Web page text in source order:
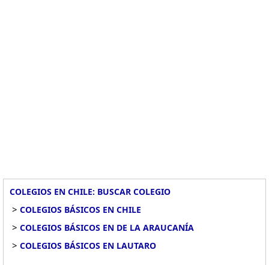
COLEGIOS EN CHILE: BUSCAR COLEGIO
> COLEGIOS BÁSICOS EN CHILE
> COLEGIOS BÁSICOS EN DE LA ARAUCANÍA
> COLEGIOS BÁSICOS EN LAUTARO